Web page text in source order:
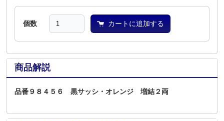
個数 カートに追加する
商品解説
品番９８４５６ 黒サッシ・オレンジ 増結２両